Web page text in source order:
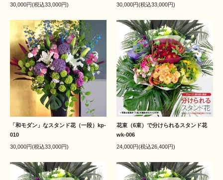
30,000円(税込33,000円)
30,000円(税込33,000円)
「和モダン」なスタンド花（一段）kp-
010
30,000円(税込33,000円)
花束（6束）で分けられるスタンド花
wk-006
24,000円(税込26,400円)